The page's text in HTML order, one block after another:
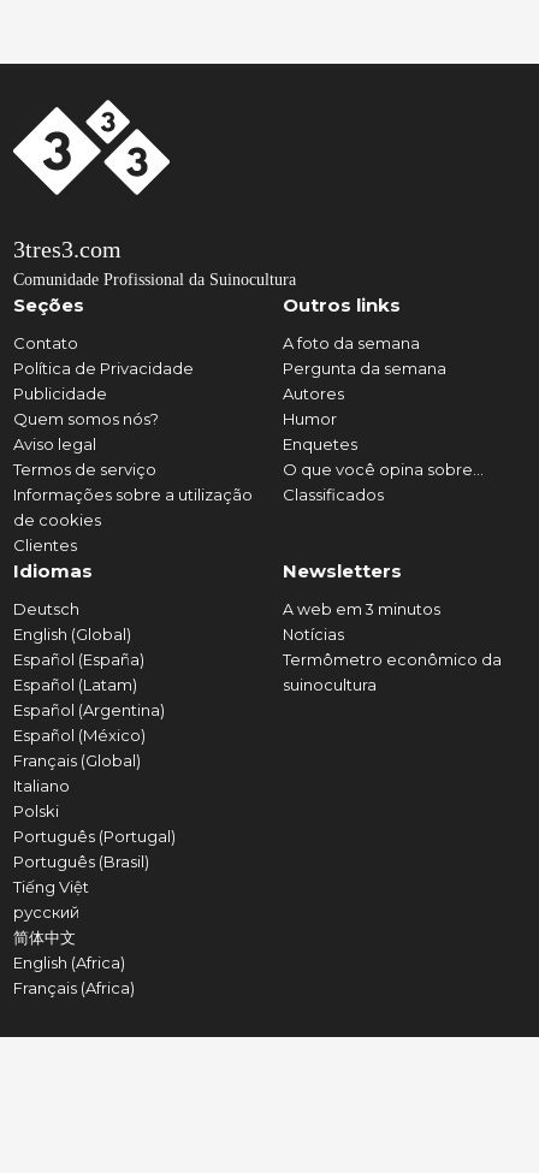
3tres3.com
Comunidade Profissional da Suinocultura
Seções
Contato
Política de Privacidade
Publicidade
Quem somos nós?
Aviso legal
Termos de serviço
Informações sobre a utilização
de cookies
Clientes
Outros links
A foto da semana
Pergunta da semana
Autores
Humor
Enquetes
O que você opina sobre...
Classificados
Idiomas
Deutsch
English (Global)
Español (España)
Español (Latam)
Español (Argentina)
Español (México)
Français (Global)
Italiano
Polski
Português (Portugal)
Português (Brasil)
Tiếng Việt
русский
简体中文
English (Africa)
Français (Africa)
Newsletters
A web em 3 minutos
Notícias
Termômetro econômico da
suinocultura